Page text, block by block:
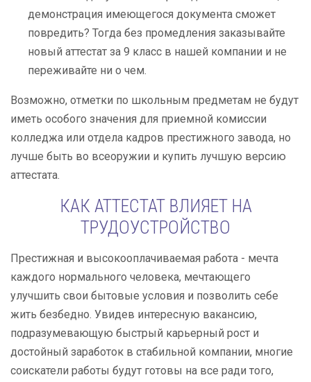
демонстрация имеющегося документа сможет
повредить? Тогда без промедления заказывайте
новый аттестат за 9 класс в нашей компании и не
переживайте ни о чем.
Возможно, отметки по школьным предметам не будут
иметь особого значения для приемной комиссии
колледжа или отдела кадров престижного завода, но
лучше быть во всеоружии и купить лучшую версию
аттестата.
КАК АТТЕСТАТ ВЛИЯЕТ НА
ТРУДОУСТРОЙСТВО
Престижная и высокооплачиваемая работа - мечта
каждого нормального человека, мечтающего
улучшить свои бытовые условия и позволить себе
жить безбедно. Увидев интересную вакансию,
подразумевающую быстрый карьерный рост и
достойный заработок в стабильной компании, многие
соискатели работы будут готовы на все ради того,